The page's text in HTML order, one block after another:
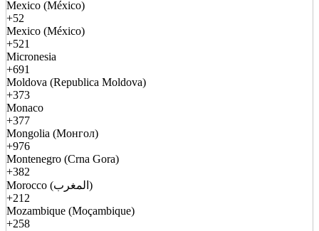
Mexico (México)
+52
Mexico (México)
+521
Micronesia
+691
Moldova (Republica Moldova)
+373
Monaco
+377
Mongolia (Монгол)
+976
Montenegro (Crna Gora)
+382
Morocco (المغرب)
+212
Mozambique (Moçambique)
+258